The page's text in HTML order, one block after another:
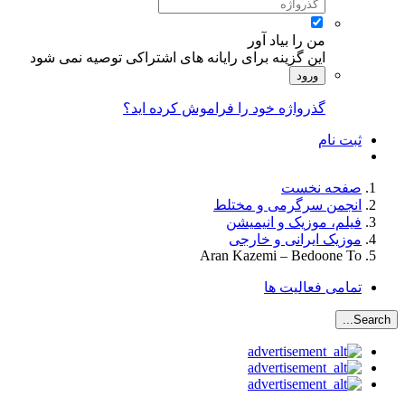
من را بیاد آور
این گزینه برای رایانه های اشتراکی توصیه نمی شود
ورود
گذرواژه خود را فراموش کرده اید؟
ثبت نام
صفحه نخست
انجمن سرگرمی و مختلط
فیلم، موزیک و انیمیشن
موزیک ایرانی و خارجی
Aran Kazemi – Bedoone To
تمامی فعالیت ها
Search...